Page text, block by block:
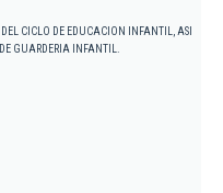
CICLO DE EDUCACION INFANTIL, ASI
GUARDERIA INFANTIL.